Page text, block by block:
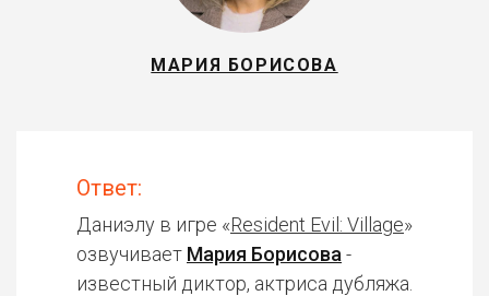
МАРИЯ БОРИСОВА
Ответ:
Даниэлу в игре «Resident Evil: Village»
озвучивает Мария Борисова -
известный диктор, актриса дубляжа.